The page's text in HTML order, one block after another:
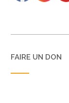
FAIRE UN DON